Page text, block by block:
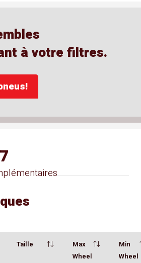
à votre filtres.
Taille
Max
Wheel
Min
Wheel